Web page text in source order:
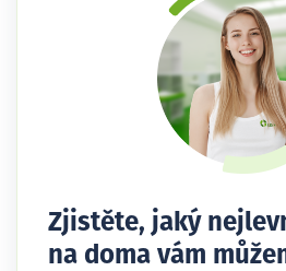
Zjistěte, jaký
na doma vám